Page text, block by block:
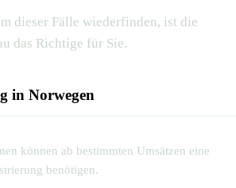
dieser Fälle wiederfinden, ist die
das Richtige für Sie.
in Norwegen
können ab bestimmten Umsätzen eine
benötigen.